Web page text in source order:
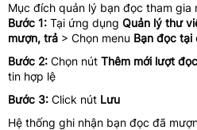
Mục đích quản lý bạn đọc tham
Bước 1: Tại ứng dụng Quản lý thư
mượn, trả > Chọn menu Bạn đọc tại
Bước 2: Chọn nút Thêm mới lượt
tin hợp lệ
Bước 3: Click nút Lưu
Hệ thống ghi nhận bạn đọc đã